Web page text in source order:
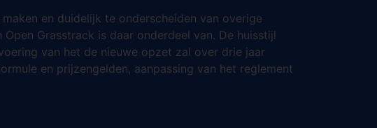
en duidelijk te onderscheiden van overige
Grasstrack is daar onderdeel van. De huisstijl
van het de nieuwe opzet zal over drie jaar
en prijzengelden, aanpassing van het reglement